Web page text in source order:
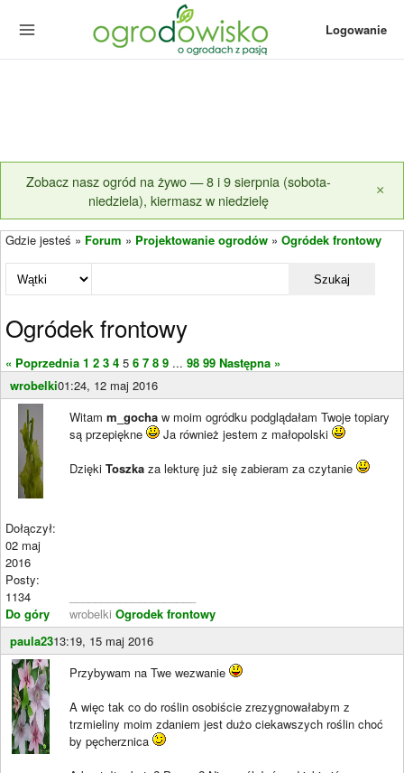
Logowanie
Zobacz nasz ogród na żywo — 8 i 9 sierpnia (sobota-
niedziela), kiermasz w niedzielę
×
Gdzie jesteś » Forum » Projektowanie ogrodów » Ogródek frontowy
Szukaj
Ogródek frontowy
« Poprzednia 1 2 3 4 5 6 7 8 9 ... 98 99 Następna »
wrobelki01:24, 12 maj 2016
Dołączył:
02 maj
2016
Posty:
1134
Do góry
Witam m_gocha w moim ogródku podglądałam Twoje topiary
są przepiękne
Ja również jestem z małopolski
Dzięki Toszka za lekturę już się zabieram za czytanie
wrobelki Ogrodek frontowy
paula2313:19, 15 maj 2016
Przybywam na Twe wezwanie
A więc tak co do roślin osobiście zrezygnowałabym z
trzmieliny moim zdaniem jest dużo ciekawszych roślin choć
by pęcherznica